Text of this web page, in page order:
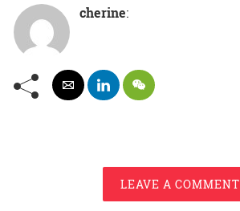
cherine:
LEAVE A COMMENT